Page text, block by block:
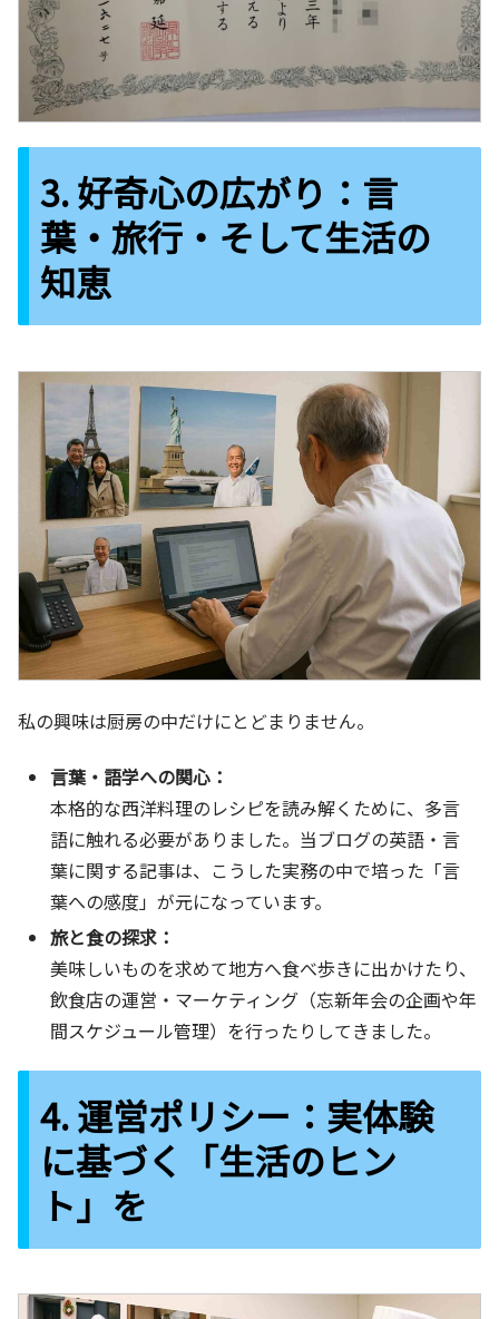
3. 好奇心の広がり：言
葉・旅行・そして生活の
知恵
私の興味は厨房の中だけにとどまりません。
言葉・語学への関心：
本格的な西洋料理のレシピを読み解くために、多言
語に触れる必要がありました。当ブログの英語・言
葉に関する記事は、こうした実務の中で培った「言
葉への感度」が元になっています。
旅と食の探求：
美味しいものを求めて地方へ食べ歩きに出かけたり、
飲食店の運営・マーケティング（忘新年会の企画や年
間スケジュール管理）を行ったりしてきました。
4. 運営ポリシー：実体験
に基づく「生活のヒン
ト」を